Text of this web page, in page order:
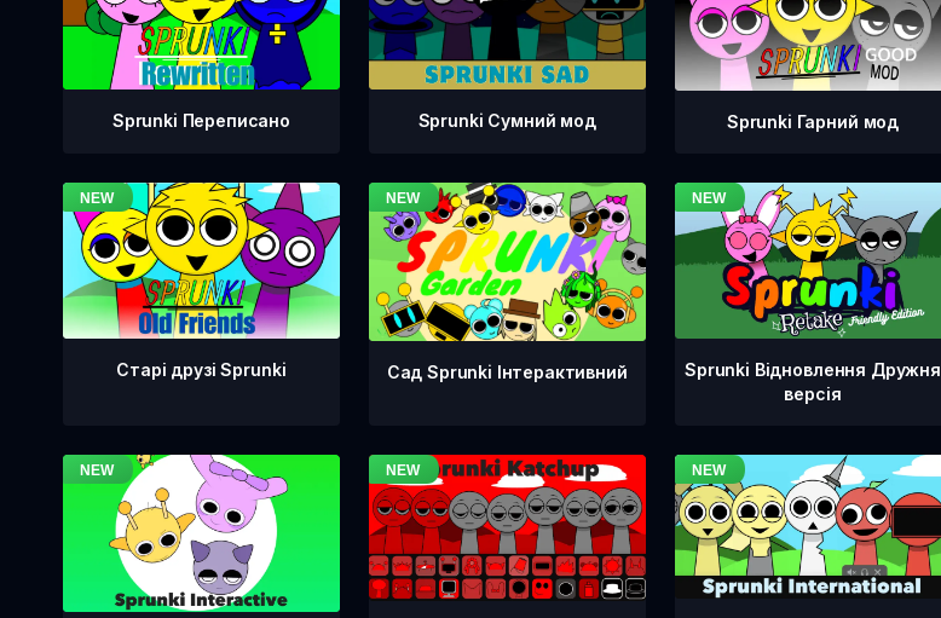
Sprunki Переписано Sprunki Сумний мод Sprunki Гарний мод
Старі друзі Sprunki Сад Sprunki Інтерактивний
Sprunki Відновлення Дружня
версія